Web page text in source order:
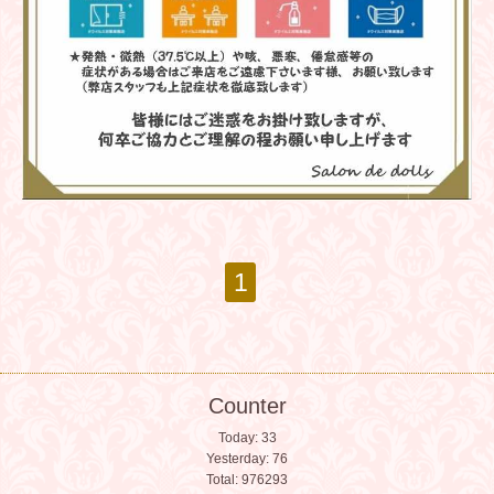
1
Counter
Today: 33
Yesterday: 76
Total: 976293